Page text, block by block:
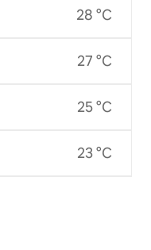
28 °C
27 °C
25 °C
23 °C